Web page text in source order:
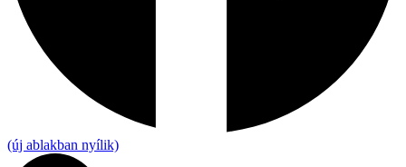
(új ablakban nyílik)